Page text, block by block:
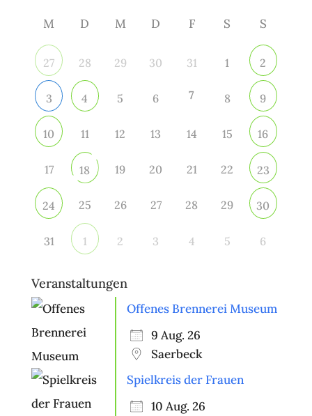
M D M D F S S
27 28 29 30 31 1 2
3 4 5 6 7 8 9
10 11 12 13 14 15 16
17 18 19 20 21 22 23
24 25 26 27 28 29 30
31 1 2 3 4 5 6
Veranstaltungen
Offenes Brennerei Museum
9 Aug. 26
Saerbeck
Spielkreis der Frauen
10 Aug. 26